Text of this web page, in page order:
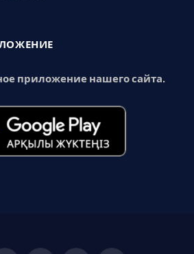
приложение нашего сайта.